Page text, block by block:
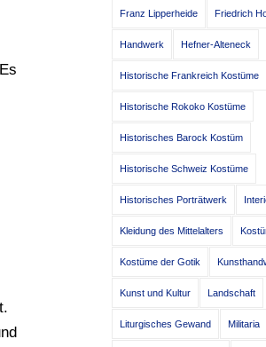
Franz Lipperheide Friedrich
Handwerk Hefner-Alteneck
Historische Frankreich Kostüme
Historische Rokoko Kostüme
Historisches Barock Kostüm
Historische Schweiz Kostüme
Historisches Porträtwerk
Kleidung des Mittelalters
Kostüme der Gotik
Kunst und Kultur Landschaft
Liturgisches Gewand Militaria